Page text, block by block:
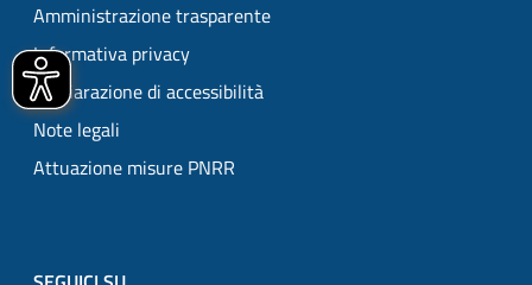
Amministrazione trasparente
Informativa privacy
Dichiarazione di accessibilità
Note legali
Attuazione misure PNRR